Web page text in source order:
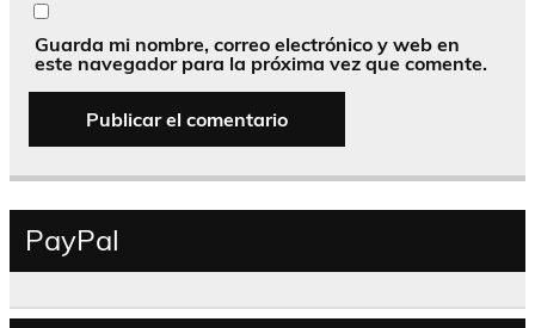
Guarda mi nombre, correo electrónico y web en
este navegador para la próxima vez que comente.
PayPal